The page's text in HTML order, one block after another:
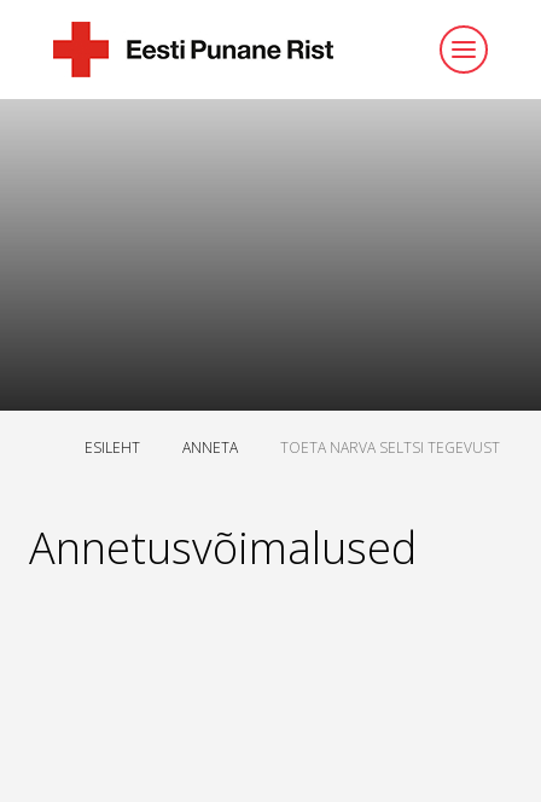
ESILEHT ANNETA TOETA NARVA SELTSI TEGEVUST
Annetusvõimalused